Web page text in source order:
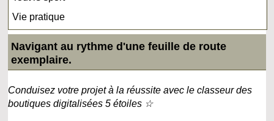
Vie pratique
Navigant au rythme d'une feuille de route
exemplaire.
Conduisez votre projet à la réussite avec le classeur des
boutiques digitalisées 5 étoiles ☆